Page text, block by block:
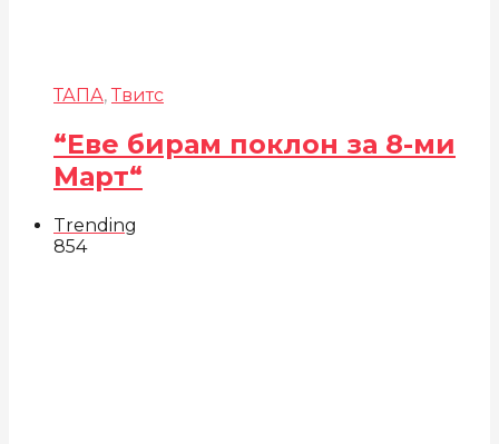
ТАПА, Твитс
“Еве бирам поклон за 8-ми
Март“
Trending
854